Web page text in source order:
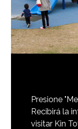
Presione
Recibirá la
visitar Kin